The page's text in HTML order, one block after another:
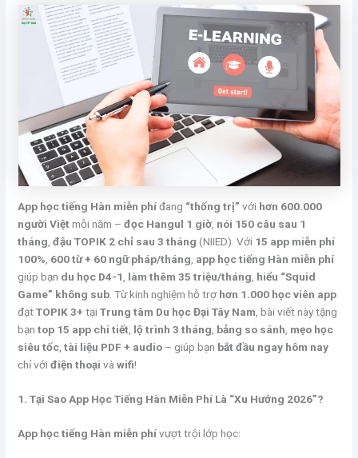
App học tiếng Hàn miễn phíđang “thống trị” với hơn 600.000
người Việt mỗi năm –đọc Hangul 1 giờ nói 150 câu sau 1
tháng ,đậu TOPIK 2 chỉ sau 3 tháng (NIIED). Với 15 app miễn phí
100% 600 từ + 60 ngữ pháp/tháng app học tiếng Hàn miễn phí
giúp bạn du học D4-1 làm thêm 35 triệu/tháng hiểu “Squid
Game” không sub . Từ kinh nghiệm hỗ trợ hơn 1.000 học viên app
đạtTOPIK 3+ tạiTrung tâm Du học Đại Tây Nam , bài viết này tặng
bạntop 15 app chi tiết lộ trình 3 tháng bảng so sánh mẹo học
siêu tốc ,tài liệu PDF + audio – giúp bạn bắt đầu ngay hôm nay
chỉ vớiđiện thoại vàwifi!
1. Tại Sao App Học Tiếng Hàn Miễn Phí Là “Xu Hướng 2026”?
App học tiếng Hàn miễn phívượt trội lớp học: